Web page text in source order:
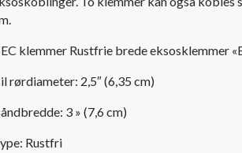
klemmer Rustfrie brede eksosklemmer
rørdiameter: 2,5″ (6,35 cm)
3 » (7,6 cm)
Rustfri